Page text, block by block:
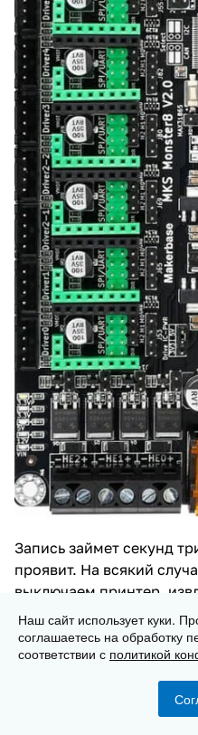
Запись займет секунд
проявит. На всякий
выключаем принтер,
усвояемость файла,
компьютера, в случае
поменяется на .CUR.
Соединяем
помощи кабеля и
Наш сайт использует куки.
соглашаетесь на обработку
соответствии с политикой